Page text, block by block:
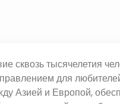
сквозь тысячелетия
для
Азией и Европой,